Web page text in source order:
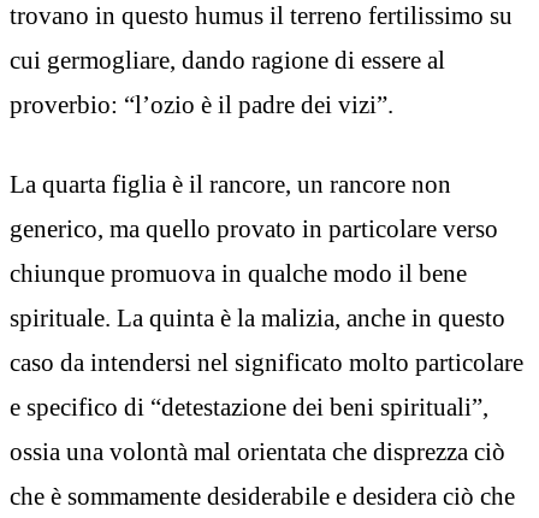
trovano in questo humus il terreno fertilissimo su
cui germogliare, dando ragione di essere al
proverbio: “l’ozio è il padre dei vizi”.
La quarta figlia è il rancore, un rancore non
generico, ma quello provato in particolare verso
chiunque promuova in qualche modo il bene
spirituale. La quinta è la malizia, anche in questo
caso da intendersi nel significato molto particolare
e specifico di “detestazione dei beni spirituali”,
ossia una volontà mal orientata che disprezza ciò
che è sommamente desiderabile e desidera ciò che